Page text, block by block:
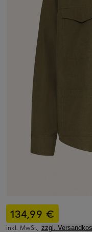
134,99 €
inkl. MwSt., zzgl.